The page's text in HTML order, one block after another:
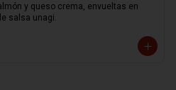
y queso crema, envueltas en
salsa unagi.